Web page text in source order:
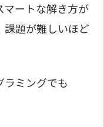
ートな解き方が
題が難しいほど
ミングでも